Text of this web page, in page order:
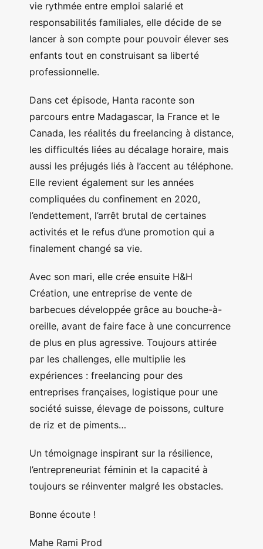
vie rythmée entre emploi salarié et
responsabilités familiales, elle décide de se
lancer à son compte pour pouvoir élever ses
enfants tout en construisant sa liberté
professionnelle.
Dans cet épisode, Hanta raconte son
parcours entre Madagascar, la France et le
Canada, les réalités du freelancing à distance,
les difficultés liées au décalage horaire, mais
aussi les préjugés liés à l’accent au téléphone.
Elle revient également sur les années
compliquées du confinement en 2020,
l’endettement, l’arrêt brutal de certaines
activités et le refus d’une promotion qui a
finalement changé sa vie.
Avec son mari, elle crée ensuite H&H
Création, une entreprise de vente de
barbecues développée grâce au bouche-à-
oreille, avant de faire face à une concurrence
de plus en plus agressive. Toujours attirée
par les challenges, elle multiplie les
expériences : freelancing pour des
entreprises françaises, logistique pour une
société suisse, élevage de poissons, culture
de riz et de piments…
Un témoignage inspirant sur la résilience,
l’entrepreneuriat féminin et la capacité à
toujours se réinventer malgré les obstacles.
Bonne écoute !
Mahe Rami Prod